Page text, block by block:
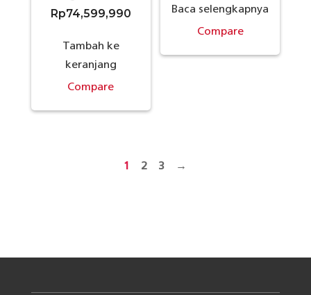
Rp74,599,990
Tambah ke
keranjang
Compare
Baca selengkapnya
Compare
1 2 3 →